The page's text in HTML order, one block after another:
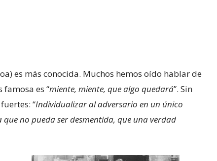
es más conocida. Muchos hemos oído hablar de
famosa es “miente, miente, que algo quedará”. Sin
“Individualizar al adversario en un único
no pueda ser desmentida, que una verdad